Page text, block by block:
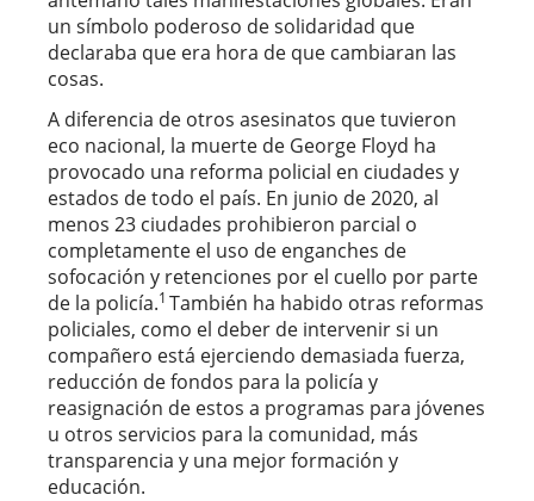
un símbolo poderoso de solidaridad que
declaraba que era hora de que cambiaran las
cosas.
A diferencia de otros asesinatos que tuvieron
eco nacional, la muerte de George Floyd ha
provocado una reforma policial en ciudades y
estados de todo el país. En junio de 2020, al
menos 23 ciudades prohibieron parcial o
completamente el uso de enganches de
sofocación y retenciones por el cuello por parte
de la policía.1 También ha habido otras reformas
policiales, como el deber de intervenir si un
compañero está ejerciendo demasiada fuerza,
reducción de fondos para la policía y
reasignación de estos a programas para jóvenes
u otros servicios para la comunidad, más
transparencia y una mejor formación y
educación.